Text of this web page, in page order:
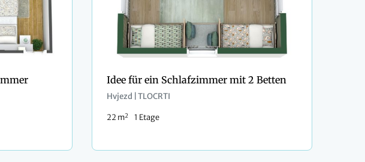
Idee für ein Schlafzimmer mit 2 Betten
Hvjezd | TLOCRTI
22 m2 1 Etage